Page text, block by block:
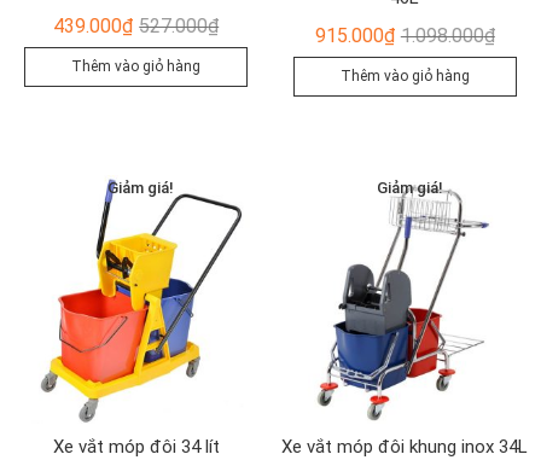
527.000₫Giá
gốc
là:
439.000₫
Giá
hiện
tại
Thêm vào giỏ hàng
1.098.000₫Giá
gốc
là:
915.000₫
Giá
hiện
tại
Thêm vào giỏ hàng
Giảm giá!
Xe vắt móp đôi 34 lít
Giảm giá!
Xe vắt móp đôi khung inox 34L